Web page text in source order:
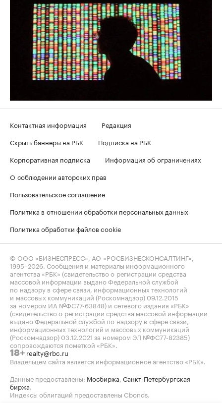
Контактная информация
Редакция
Скрыть баннеры на РБК
Подписка на РБК
Корпоративная подписка
Информация об ограничениях
О соблюдении авторских прав
Пользовательское соглашение
Политика в отношении обработки персональных данных
Политика обработки файлов cookie
© ООО «БИЗНЕСПРЕСС», АО «РОСБИЗНЕСКОНСАЛТИНГ»,
1995–2026. Сообщения и материалы информационного
агентства «РБК» (свидетельство о регистрации средства
массовой информации выдано Федеральной службой
по надзору в сфере связи, информационных технологий
и массовых коммуникаций (Роскомнадзор) 09.12.2015
за номером ИА №ФС77-63848) и сетевого издания «РБК»
(свидетельство о регистрации средства массовой информации
выдано Федеральной службой по надзору в сфере связи,
информационных технологий и массовых коммуникаций
(Роскомнадзор) 03.12.2021 за номером ЭЛ №ФС77-82385)
сопровождаются пометкой «РБК».
18+ realty@rbc.ru
Владельцем сайта является информационное агентство «РБК».
Данные предоставлены: Мосбиржа, Санкт-Петербургская
биржа.
Индексы облигаций предоставлены Cbonds.